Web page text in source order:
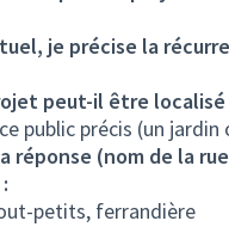
je précise la
peut-il être localisé
public précis (un jardin
réponse (nom de la
petits, ferrandière